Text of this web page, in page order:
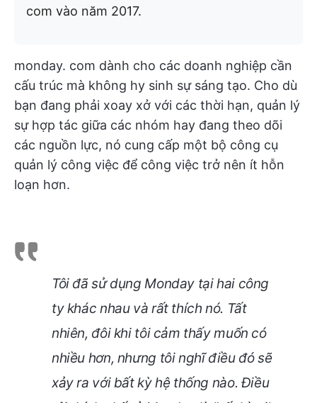
com vào năm 2017.
monday. com dành cho các doanh nghiệp cần
cấu trúc mà không hy sinh sự sáng tạo. Cho dù
bạn đang phải xoay xở với các thời hạn, quản lý
sự hợp tác giữa các nhóm hay đang theo dõi
các nguồn lực, nó cung cấp một bộ công cụ
quản lý công việc để công việc trở nên ít hỗn
loạn hơn.
Tôi đã sử dụng Monday tại hai công
ty khác nhau và rất thích nó. Tất
nhiên, đôi khi tôi cảm thấy muốn có
nhiều hơn, nhưng tôi nghĩ điều đó sẽ
xảy ra với bất kỳ hệ thống nào. Điều